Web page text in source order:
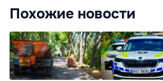
Похожие новости